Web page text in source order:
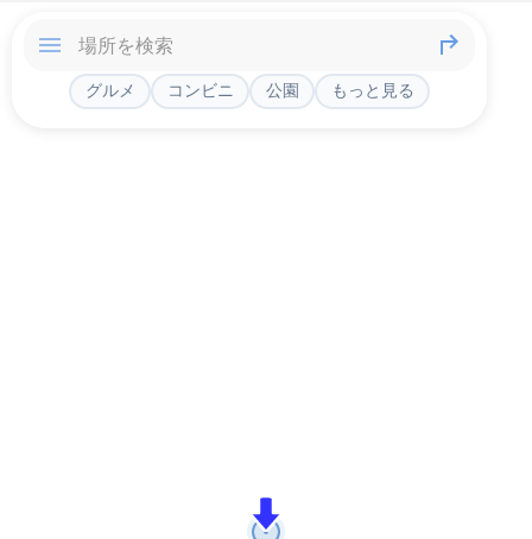
グルメ コンビニ 公園 もっと見る